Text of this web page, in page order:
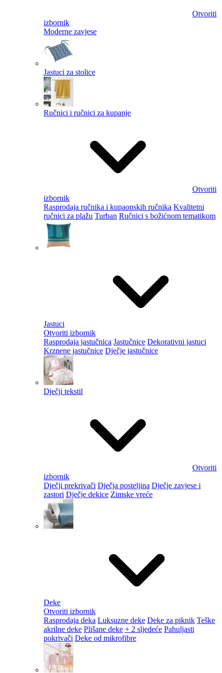
Otvoriti
izbornik
Moderne zavjese
Jastuci za stolice
Ručnici i ručnici za kupanje
Otvoriti
izbornik
Rasprodaja ručnika i kupaonskih ručnika Kvalitetni
ručnici za plažu Turban Ručnici s božićnom tematikom
Jastuci
Otvoriti izbornik
Rasprodaja jastučnica Jastučnice Dekorativni jastuci
Krznene jastučnice Dječje jastučnice
Dječji tekstil
Otvoriti
izbornik
Dječji prekrivači Dječja posteljina Dječje zavjese i
zastori Dječje dekice Zimske vreće
Deke
Otvoriti izbornik
Rasprodaja deka Luksuzne deke Deke za piknik Teške
akrilne deke Plišane deke + 2 sljedeće Pahuljasti
pokrivači Deke od mikrofibre